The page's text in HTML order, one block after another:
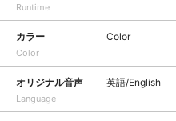
Runtime
カラー
Color
Color
オリジナル音声
Language
英語/English